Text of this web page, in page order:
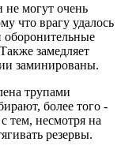
не могут очень
что врагу удалось
оборонительные
замедляет
заминированы.
трупами
более того -
тем, несмотря на
резервы.